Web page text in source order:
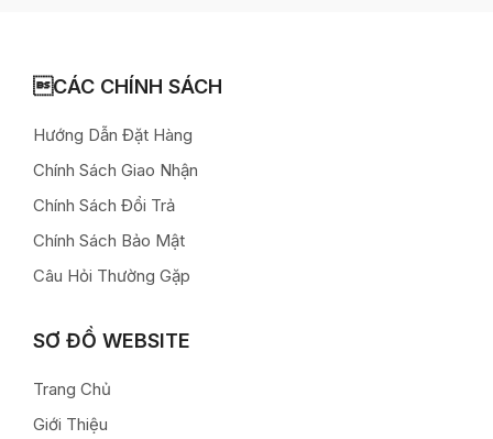
CÁC CHÍNH SÁCH
Hướng Dẫn Đặt Hàng
Chính Sách Giao Nhận
Chính Sách Đổi Trả
Chính Sách Bảo Mật
Câu Hỏi Thường Gặp
SƠ ĐỒ WEBSITE
Trang Chủ
Giới Thiệu